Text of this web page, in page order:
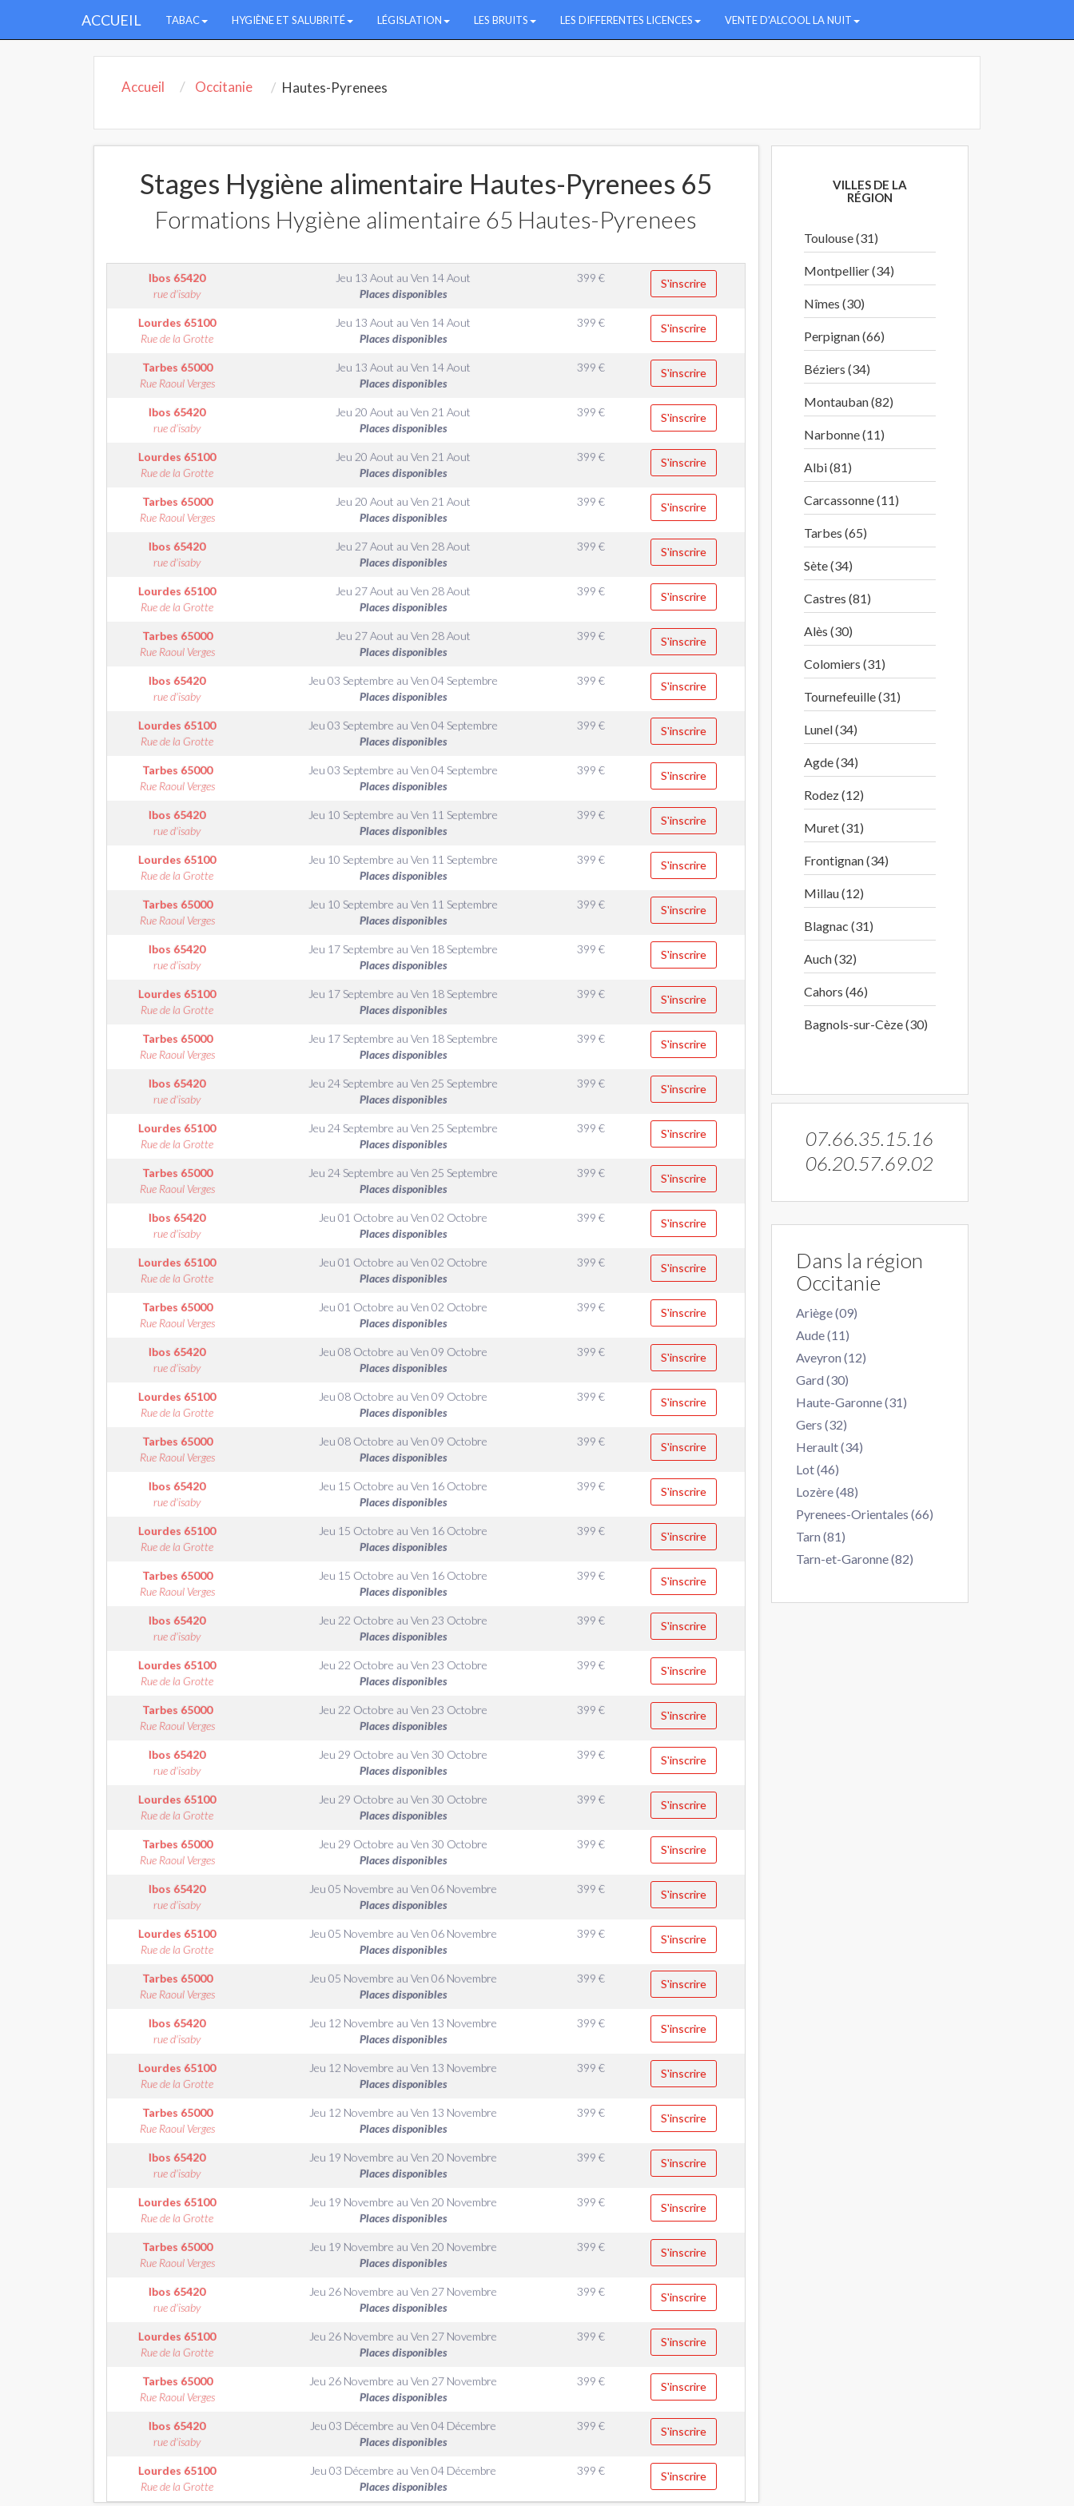
ACCUEIL TABAC HYGIÈNE ET SALUBRITÉ LÉGISLATION LES BRUITS LES DIFFERENTES LICENCES VENTE D'ALCOOL LA NUIT
Accueil Occitanie Hautes-Pyrenees
Stages Hygiène alimentaire Hautes-Pyrenees 65
Formations Hygiène alimentaire 65 Hautes-Pyrenees
Ibos 65420
rue d'isaby
Jeu 13 Aout auVen 14 Aout
Places disponibles
399 € S'inscrire
Lourdes 65100
Rue de la Grotte
Jeu 13 Aout auVen 14 Aout
Places disponibles
399 € S'inscrire
Tarbes 65000
Rue Raoul Verges
Jeu 13 Aout auVen 14 Aout
Places disponibles
399 € S'inscrire
Ibos 65420
rue d'isaby
Jeu 20 Aout auVen 21 Aout
Places disponibles
399 € S'inscrire
Lourdes 65100
Rue de la Grotte
Jeu 20 Aout auVen 21 Aout
Places disponibles
399 € S'inscrire
Tarbes 65000
Rue Raoul Verges
Jeu 20 Aout auVen 21 Aout
Places disponibles
399 € S'inscrire
Ibos 65420
rue d'isaby
Jeu 27 Aout auVen 28 Aout
Places disponibles
399 € S'inscrire
Lourdes 65100
Rue de la Grotte
Jeu 27 Aout auVen 28 Aout
Places disponibles
399 € S'inscrire
Tarbes 65000
Rue Raoul Verges
Jeu 27 Aout auVen 28 Aout
Places disponibles
399 € S'inscrire
Ibos 65420
rue d'isaby
Jeu 03 Septembre auVen 04 Septembre
Places disponibles
399 € S'inscrire
Lourdes 65100
Rue de la Grotte
Jeu 03 Septembre auVen 04 Septembre
Places disponibles
399 € S'inscrire
Tarbes 65000
Rue Raoul Verges
Jeu 03 Septembre auVen 04 Septembre
Places disponibles
399 € S'inscrire
Ibos 65420
rue d'isaby
Jeu 10 Septembre auVen 11 Septembre
Places disponibles
399 € S'inscrire
Lourdes 65100
Rue de la Grotte
Jeu 10 Septembre auVen 11 Septembre
Places disponibles
399 € S'inscrire
Tarbes 65000
Rue Raoul Verges
Jeu 10 Septembre auVen 11 Septembre
Places disponibles
399 € S'inscrire
Ibos 65420
rue d'isaby
Jeu 17 Septembre auVen 18 Septembre
Places disponibles
399 € S'inscrire
Lourdes 65100
Rue de la Grotte
Jeu 17 Septembre auVen 18 Septembre
Places disponibles
399 € S'inscrire
Tarbes 65000
Rue Raoul Verges
Jeu 17 Septembre auVen 18 Septembre
Places disponibles
399 € S'inscrire
Ibos 65420
rue d'isaby
Jeu 24 Septembre auVen 25 Septembre
Places disponibles
399 € S'inscrire
Lourdes 65100
Rue de la Grotte
Jeu 24 Septembre auVen 25 Septembre
Places disponibles
399 € S'inscrire
Tarbes 65000
Rue Raoul Verges
Jeu 24 Septembre auVen 25 Septembre
Places disponibles
399 € S'inscrire
Ibos 65420
rue d'isaby
Jeu 01 Octobre auVen 02 Octobre
Places disponibles
399 € S'inscrire
Lourdes 65100
Rue de la Grotte
Jeu 01 Octobre auVen 02 Octobre
Places disponibles
399 € S'inscrire
Tarbes 65000
Rue Raoul Verges
Jeu 01 Octobre auVen 02 Octobre
Places disponibles
399 € S'inscrire
Ibos 65420
rue d'isaby
Jeu 08 Octobre auVen 09 Octobre
Places disponibles
399 € S'inscrire
Lourdes 65100
Rue de la Grotte
Jeu 08 Octobre auVen 09 Octobre
Places disponibles
399 € S'inscrire
Tarbes 65000
Rue Raoul Verges
Jeu 08 Octobre auVen 09 Octobre
Places disponibles
399 € S'inscrire
Ibos 65420
rue d'isaby
Jeu 15 Octobre auVen 16 Octobre
Places disponibles
399 € S'inscrire
Lourdes 65100
Rue de la Grotte
Jeu 15 Octobre auVen 16 Octobre
Places disponibles
399 € S'inscrire
Tarbes 65000
Rue Raoul Verges
Jeu 15 Octobre auVen 16 Octobre
Places disponibles
399 € S'inscrire
Ibos 65420
rue d'isaby
Jeu 22 Octobre auVen 23 Octobre
Places disponibles
399 € S'inscrire
Lourdes 65100
Rue de la Grotte
Jeu 22 Octobre auVen 23 Octobre
Places disponibles
399 € S'inscrire
Tarbes 65000
Rue Raoul Verges
Jeu 22 Octobre auVen 23 Octobre
Places disponibles
399 € S'inscrire
Ibos 65420
rue d'isaby
Jeu 29 Octobre auVen 30 Octobre
Places disponibles
399 € S'inscrire
Lourdes 65100
Rue de la Grotte
Jeu 29 Octobre auVen 30 Octobre
Places disponibles
399 € S'inscrire
Tarbes 65000
Rue Raoul Verges
Jeu 29 Octobre auVen 30 Octobre
Places disponibles
399 € S'inscrire
Ibos 65420
rue d'isaby
Jeu 05 Novembre auVen 06 Novembre
Places disponibles
399 € S'inscrire
Lourdes 65100
Rue de la Grotte
Jeu 05 Novembre auVen 06 Novembre
Places disponibles
399 € S'inscrire
Tarbes 65000
Rue Raoul Verges
Jeu 05 Novembre auVen 06 Novembre
Places disponibles
399 € S'inscrire
Ibos 65420
rue d'isaby
Jeu 12 Novembre auVen 13 Novembre
Places disponibles
399 € S'inscrire
Lourdes 65100
Rue de la Grotte
Jeu 12 Novembre auVen 13 Novembre
Places disponibles
399 € S'inscrire
Tarbes 65000
Rue Raoul Verges
Jeu 12 Novembre auVen 13 Novembre
Places disponibles
399 € S'inscrire
Ibos 65420
rue d'isaby
Jeu 19 Novembre auVen 20 Novembre
Places disponibles
399 € S'inscrire
Lourdes 65100
Rue de la Grotte
Jeu 19 Novembre auVen 20 Novembre
Places disponibles
399 € S'inscrire
Tarbes 65000
Rue Raoul Verges
Jeu 19 Novembre auVen 20 Novembre
Places disponibles
399 € S'inscrire
Ibos 65420
rue d'isaby
Jeu 26 Novembre auVen 27 Novembre
Places disponibles
399 € S'inscrire
Lourdes 65100
Rue de la Grotte
Jeu 26 Novembre auVen 27 Novembre
Places disponibles
399 € S'inscrire
Tarbes 65000
Rue Raoul Verges
Jeu 26 Novembre auVen 27 Novembre
Places disponibles
399 € S'inscrire
Ibos 65420
rue d'isaby
Jeu 03 Décembre auVen 04 Décembre
Places disponibles
399 € S'inscrire
Lourdes 65100
Rue de la Grotte
Jeu 03 Décembre auVen 04 Décembre
Places disponibles
399 € S'inscrire
VILLES DE LA
RÉGION
Toulouse (31)
Montpellier (34)
Nîmes (30)
Perpignan (66)
Béziers (34)
Montauban (82)
Narbonne (11)
Albi (81)
Carcassonne (11)
Tarbes (65)
Sète (34)
Castres (81)
Alès (30)
Colomiers (31)
Tournefeuille (31)
Lunel (34)
Agde (34)
Rodez (12)
Muret (31)
Frontignan (34)
Millau (12)
Blagnac (31)
Auch (32)
Cahors (46)
Bagnols-sur-Cèze (30)
07.66.35.15.16
06.20.57.69.02
Dans la région
Occitanie
Ariège (09)
Aude (11)
Aveyron (12)
Gard (30)
Haute-Garonne (31)
Gers (32)
Herault (34)
Lot (46)
Lozère (48)
Pyrenees-Orientales (66)
Tarn (81)
Tarn-et-Garonne (82)